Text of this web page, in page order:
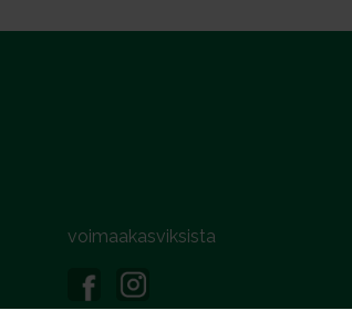
voimaakasviksista